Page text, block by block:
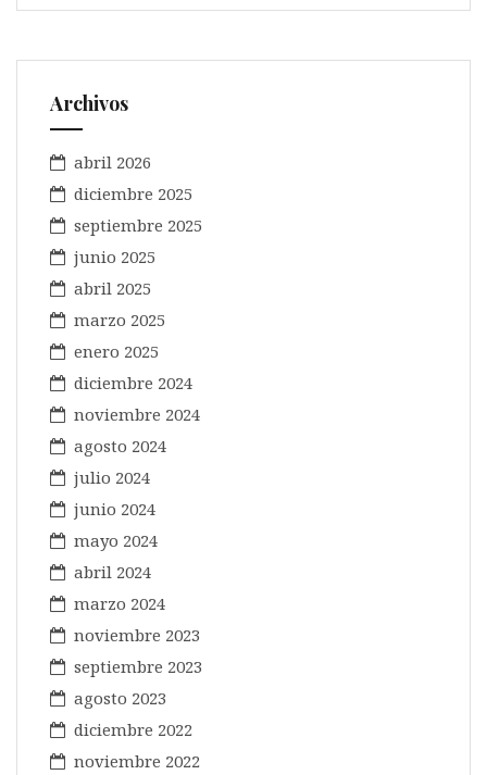
Archivos
abril 2026
diciembre 2025
septiembre 2025
junio 2025
abril 2025
marzo 2025
enero 2025
diciembre 2024
noviembre 2024
agosto 2024
julio 2024
junio 2024
mayo 2024
abril 2024
marzo 2024
noviembre 2023
septiembre 2023
agosto 2023
diciembre 2022
noviembre 2022